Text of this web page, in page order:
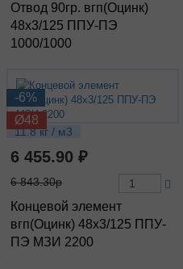
Отвод 90гр. вгп(Оцинк)
48х3/125 ППУ-ПЭ
1000/1000
-6%
Ø48
11.8 кг / м3
6 455.90 ₽
6 843.30р
Концевой элемент
вгп(Оцинк) 48х3/125 ППУ-
ПЭ МЗИ 2200